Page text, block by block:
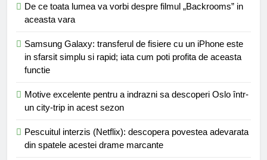
De ce toata lumea va vorbi despre filmul „Backrooms” in
aceasta vara
Samsung Galaxy: transferul de fisiere cu un iPhone este
in sfarsit simplu si rapid; iata cum poti profita de aceasta
functie
Motive excelente pentru a indrazni sa descoperi Oslo într-
un city-trip in acest sezon
Pescuitul interzis (Netflix): descopera povestea adevarata
din spatele acestei drame marcante